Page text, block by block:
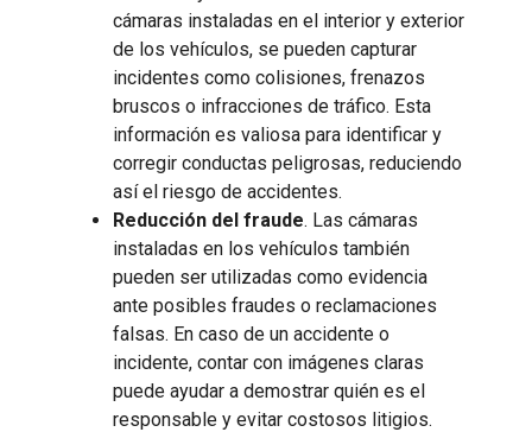
cámaras instaladas en el interior y exterior
de los vehículos, se pueden capturar
incidentes como colisiones, frenazos
bruscos o infracciones de tráfico. Esta
información es valiosa para identificar y
corregir conductas peligrosas, reduciendo
así el riesgo de accidentes.
Reducción del fraude. Las cámaras
instaladas en los vehículos también
pueden ser utilizadas como evidencia
ante posibles fraudes o reclamaciones
falsas. En caso de un accidente o
incidente, contar con imágenes claras
puede ayudar a demostrar quién es el
responsable y evitar costosos litigios.